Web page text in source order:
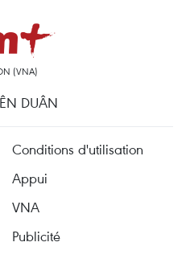
(VNA)
DUÂN
Conditions d'utilisation
Appui
VNA
Publicité